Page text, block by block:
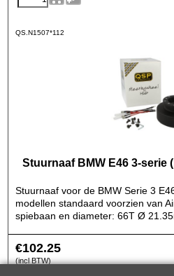
QS.N1507*112
Stuurnaaf BMW E46 3-serie
Stuurnaaf voor de BMW Serie 3
modellen standaard voorzien van
spiebaan en diameter: 66T Ø
€102.25
(incl BTW)